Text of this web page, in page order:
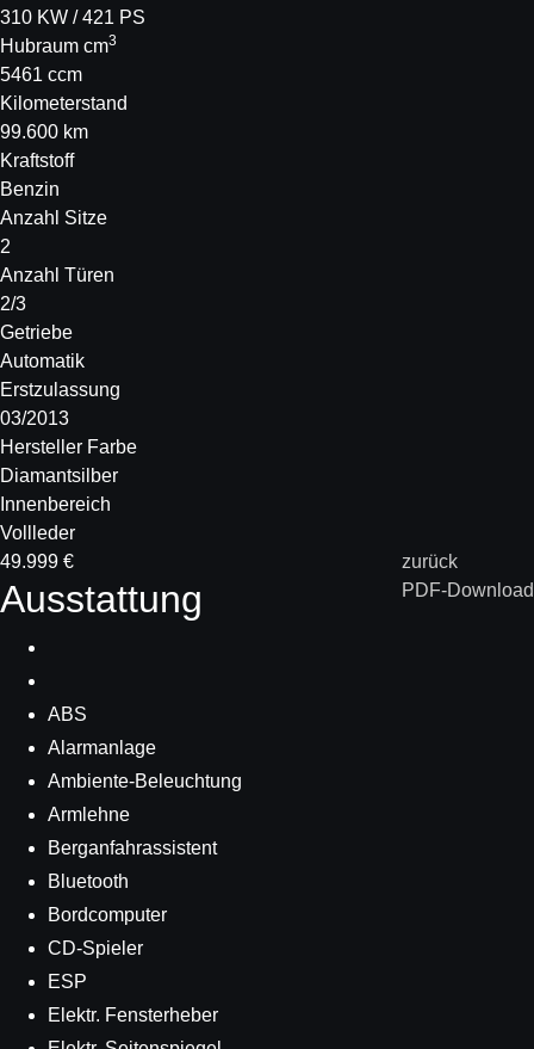
310 KW / 421 PS
Hubraum cm3
5461 ccm
Kilometerstand
99.600 km
Kraftstoff
Benzin
Anzahl Sitze
2
Anzahl Türen
2/3
Getriebe
Automatik
Erstzulassung
03/2013
Hersteller Farbe
Diamantsilber
Innenbereich
Vollleder
49.999 €
zurück
PDF-Download
Ausstattung
ABS
Alarmanlage
Ambiente-Beleuchtung
Armlehne
Berganfahrassistent
Bluetooth
Bordcomputer
CD-Spieler
ESP
Elektr. Fensterheber